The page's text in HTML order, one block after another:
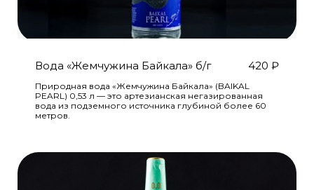
Вода «Жемчужина Байкала» б/г 420 ₽
Природная вода «Жемчужина Байкала» (BAIKAL
PEARL) 0,53 л — это артезианская негазированная
вода из подземного источника глубиной более 60
метров.